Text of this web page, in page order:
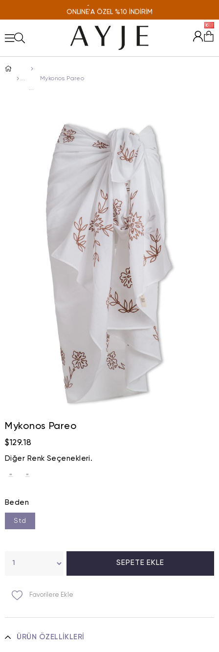
ONLINE'A ÖZEL %10 İNDİRİM
Mykonos Pareo
Mykonos Pareo
$129.18
Diğer Renk Seçenekleri.
Beden
Std
Favorilere Ekle
ÜRÜN ÖZELLIKLERI